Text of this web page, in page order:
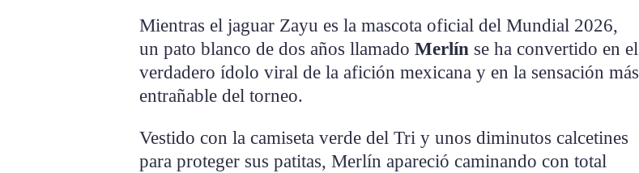
Mientras el jaguar Zayu es la mascota oficial del Mundial 2026,
un pato blanco de dos años llamado Merlín se ha convertido en el
verdadero ídolo viral de la afición mexicana y en la sensación más
entrañable del torneo.
Vestido con la camiseta verde del Tri y unos diminutos calcetines
para proteger sus patitas, Merlín apareció caminando con total